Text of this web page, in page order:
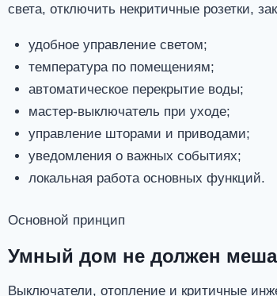
света, отключить некритичные розетки,
удобное управление светом;
температура по помещениям;
автоматическое перекрытие воды;
мастер-выключатель при уходе;
управление шторами и приводами;
уведомления о важных событиях;
локальная работа основных функций.
Основной принцип
Умный дом не должен
Выключатели, отопление и критичные